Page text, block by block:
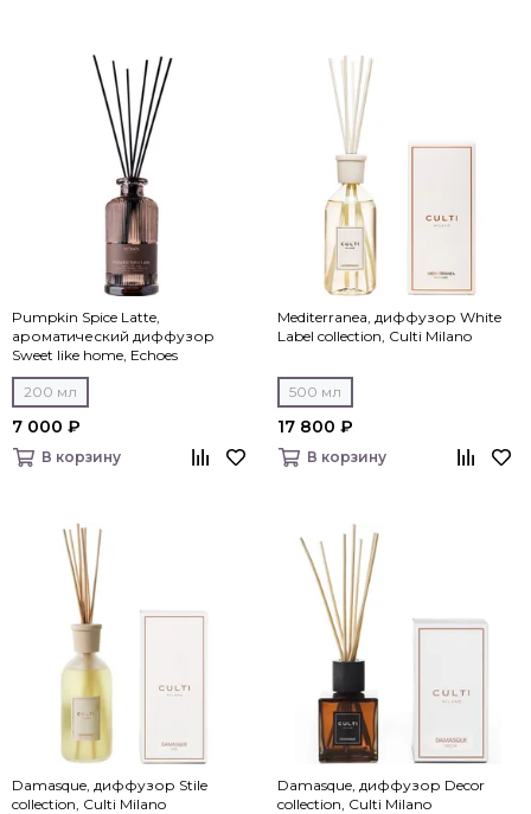
Pumpkin Spice Latte,
ароматический диффузор
Sweet like home, Echoes
200 мл
7 000 ₽
В корзину
Mediterranea, диффузор White
Label collection, Culti Milano
500 мл
17 800 ₽
В корзину
Damasque, диффузор Stile
collection, Culti Milano
Damasque, диффузор Decor
collection, Culti Milano